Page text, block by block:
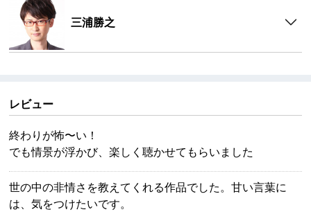
三浦勝之
レビュー
終わりが怖〜い！
でも情景が浮かび、楽しく聴かせてもらいました
世の中の非情さを教えてくれる作品でした。甘い言葉に
は、気をつけたいです。